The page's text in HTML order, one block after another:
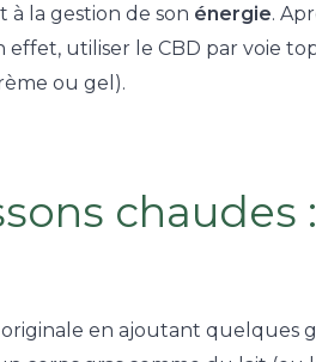
à la gestion de son énergie.
effet, utiliser le CBD par voie
ou gel).
chaudes
en ajoutant quelques